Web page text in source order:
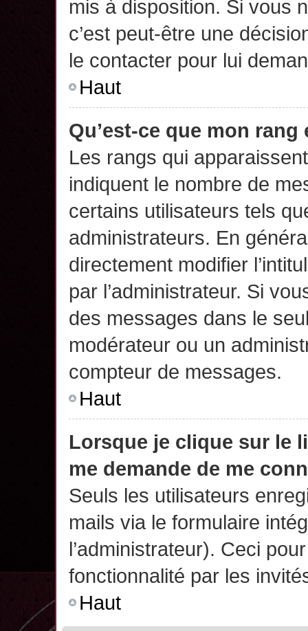
mis à disposition. Si vous
c’est peut-être une
le contacter pour lui
Haut
Qu’est-ce que mon
Les rangs qui
indiquent le nombre de
certains utilisateurs tels
administrateurs. En
directement modifier
par l’administrateur. Si
des messages dans le
modérateur ou un
compteur de messages.
Haut
Lorsque je clique sur le
me demande de me
Seuls les utilisateurs
mails via le formulaire
l’administrateur). Ceci
fonctionnalité par les
Haut